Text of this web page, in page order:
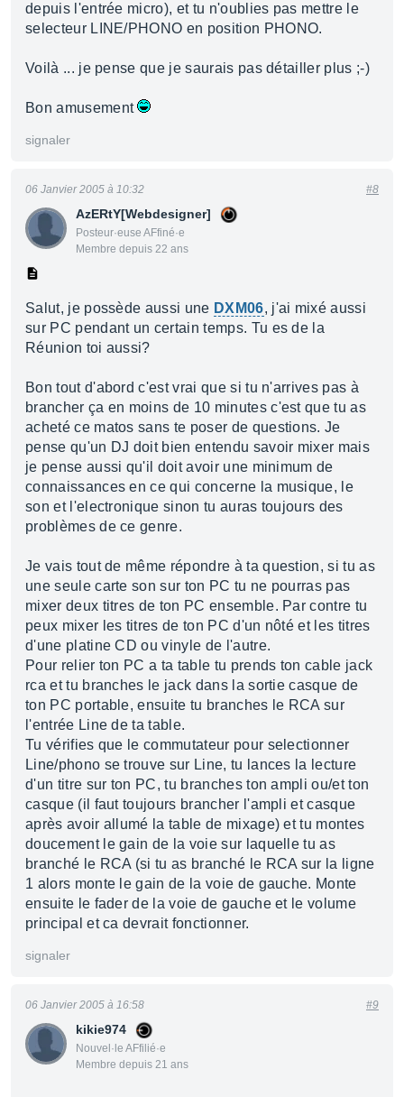
depuis l'entrée micro), et tu n'oublies pas mettre le
selecteur LINE/PHONO en position PHONO.
Voilà ... je pense que je saurais pas détailler plus ;-)
Bon amusement
signaler
AzERtY[Webdesigner]
Posteur·euse AFfiné·e
Membre depuis 22 ans
06 Janvier 2005 à 10:32 #8
Salut, je possède aussi une DXM06, j'ai mixé aussi
sur PC pendant un certain temps. Tu es de la
Réunion toi aussi?
Bon tout d'abord c'est vrai que si tu n'arrives pas à
brancher ça en moins de 10 minutes c'est que tu as
acheté ce matos sans te poser de questions. Je
pense qu'un DJ doit bien entendu savoir mixer mais
je pense aussi qu'il doit avoir une minimum de
connaissances en ce qui concerne la musique, le
son et l'electronique sinon tu auras toujours des
problèmes de ce genre.
Je vais tout de même répondre à ta question, si tu as
une seule carte son sur ton PC tu ne pourras pas
mixer deux titres de ton PC ensemble. Par contre tu
peux mixer les titres de ton PC d'un nôté et les titres
d'une platine CD ou vinyle de l'autre.
Pour relier ton PC a ta table tu prends ton cable jack
rca et tu branches le jack dans la sortie casque de
ton PC portable, ensuite tu branches le RCA sur
l'entrée Line de ta table.
Tu vérifies que le commutateur pour selectionner
Line/phono se trouve sur Line, tu lances la lecture
d'un titre sur ton PC, tu branches ton ampli ou/et ton
casque (il faut toujours brancher l'ampli et casque
après avoir allumé la table de mixage) et tu montes
doucement le gain de la voie sur laquelle tu as
branché le RCA (si tu as branché le RCA sur la ligne
1 alors monte le gain de la voie de gauche. Monte
ensuite le fader de la voie de gauche et le volume
principal et ca devrait fonctionner.
signaler
kikie974
Nouvel·le AFfilié·e
Membre depuis 21 ans
06 Janvier 2005 à 16:58 #9